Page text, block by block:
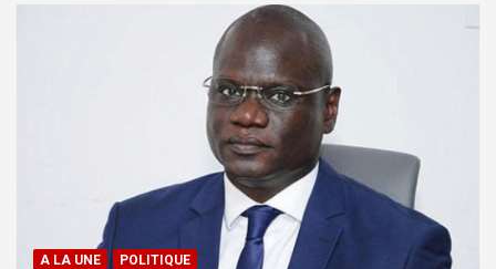
A LA UNE POLITIQUE